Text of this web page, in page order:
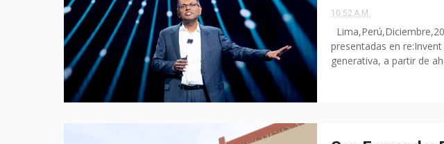
10:52 A.M.
presentadas en
generativa, a partir de